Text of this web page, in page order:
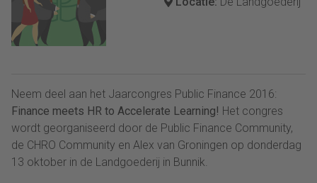
Neem deel aan het Jaarcongres Public Finance 2016:
Finance meets HR to Accelerate Learning! Het congres
wordt georganiseerd door de Public Finance Community,
de CHRO Community en Alex van Groningen op donderdag
13 oktober in de Landgoederij in Bunnik.